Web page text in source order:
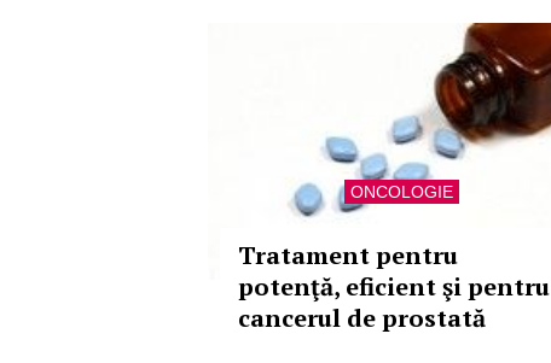
ONCOLOGIE
Tratament pentru
potenţă, eficient şi pentru
cancerul de prostată